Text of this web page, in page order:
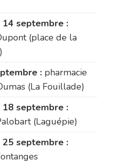
14 septembre :
(place de la
: pharmacie
(La Fouillade)
18 septembre :
(Laguépie)
25 septembre :